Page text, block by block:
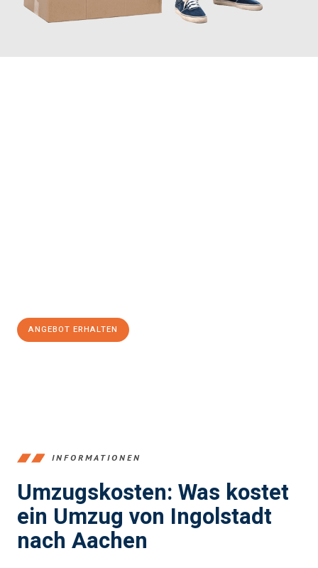
ANGEBOT ERHALTEN
INFORMATIONEN
Umzugskosten: Was kostet
ein Umzug von Ingolstadt
nach Aachen